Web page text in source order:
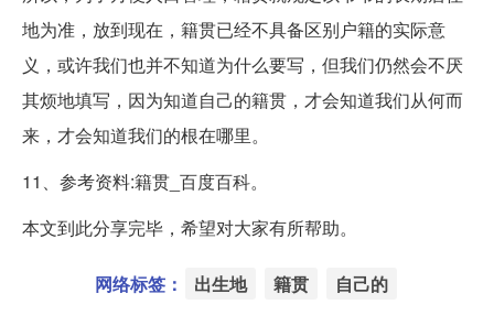
地为准，放到现在，籍贯已经不具备区别户籍的实际意
义，或许我们也并不知道为什么要写，但我们仍然会不厌
其烦地填写，因为知道自己的籍贯，才会知道我们从何而
来，才会知道我们的根在哪里。
11、参考资料:籍贯_百度百科。
本文到此分享完毕，希望对大家有所帮助。
网络标签： 出生地 籍贯 自己的